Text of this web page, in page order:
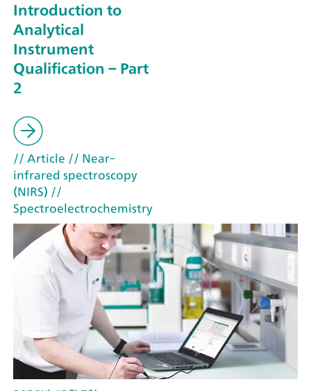
Introduction to
Analytical
Instrument
Qualification – Part
2
// Article // Near-
infrared spectroscopy
(NIRS) //
Spectroelectrochemistry